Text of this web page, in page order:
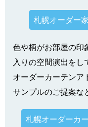
札幌オーダー
色や柄がお部屋の印
入りの空間演出をし
オーダーカーテンア
サンプルのご提案な
札幌オーダーカ